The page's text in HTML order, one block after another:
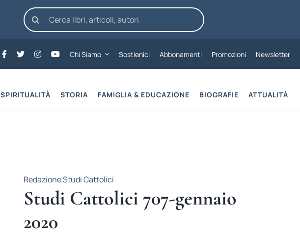
Cerca
per:
Chi Siamo Sostienici Abbonamenti Promozioni Newsletter
SPIRITUALITÀ STORIA FAMIGLIA & EDUCAZIONE BIOGRAFIE ATTUALITÀ
Redazione Studi Cattolici
Studi Cattolici 707-gennaio
2020